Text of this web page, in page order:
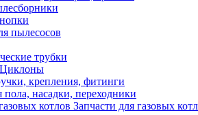
пылесосов
трубки
крепления, фитинги
насадки, переходники
Запчасти для газовых